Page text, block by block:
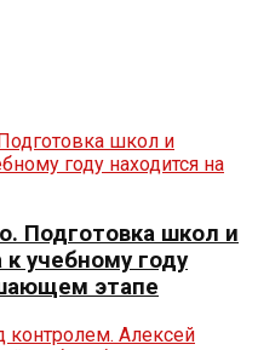
Подготовка школ и
учебному году
этапе